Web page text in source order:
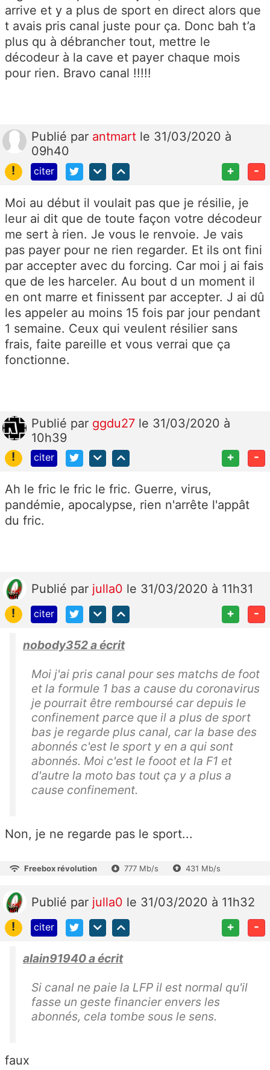
arrive et y a plus de sport en direct alors que
t avais pris canal juste pour ça. Donc bah t’a
plus qu à débrancher tout, mettre le
décodeur à la cave et payer chaque mois
pour rien. Bravo canal !!!!!
Publié par antmart le 31/03/2020 à
09h40
!
citer + -
Moi au début il voulait pas que je résilie, je
leur ai dit que de toute façon votre décodeur
me sert à rien. Je vous le renvoie. Je vais
pas payer pour ne rien regarder. Et ils ont fini
par accepter avec du forcing. Car moi j ai fais
que de les harceler. Au bout d un moment il
en ont marre et finissent par accepter. J ai dû
les appeler au moins 15 fois par jour pendant
1 semaine. Ceux qui veulent résilier sans
frais, faite pareille et vous verrai que ça
fonctionne.
Publié par ggdu27 le 31/03/2020 à
10h39
!
citer + -
Ah le fric le fric le fric. Guerre, virus,
pandémie, apocalypse, rien n'arrête l'appât
du fric.
Publié par julla0 le 31/03/2020 à 11h31
!
citer + -
nobody352 a écrit
Moi j'ai pris canal pour ses matchs de foot
et la formule 1 bas a cause du coronavirus
je pourrait être remboursé car depuis le
confinement parce que il a plus de sport
bas je regarde plus canal, car la base des
abonnés c'est le sport y en a qui sont
abonnés. Moi c'est le fooot et la F1 et
d'autre la moto bas tout ça y a plus a
cause confinement.
Non, je ne regarde pas le sport...
Freebox révolution 777 Mb/s 431 Mb/s
Publié par julla0 le 31/03/2020 à 11h32
!
citer + -
alain91940 a écrit
Si canal ne paie la LFP il est normal qu'il
fasse un geste financier envers les
abonnés, cela tombe sous le sens.
faux